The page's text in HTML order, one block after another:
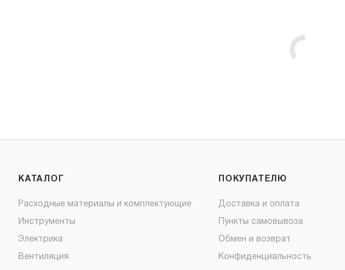
КАТАЛОГ
Расходные материалы и комплектующие
Инструменты
Электрика
Вентиляция
ПОКУПАТЕЛЮ
Доставка и оплата
Пункты самовывоза
Обмен и возврат
Конфиденциальность